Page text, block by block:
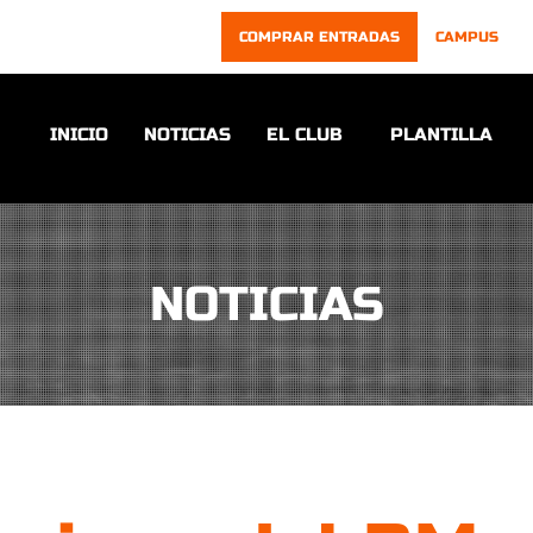
COMPRAR ENTRADAS CAMPUS
INICIO NOTICIAS EL CLUB PLANTILLA
NOTICIAS